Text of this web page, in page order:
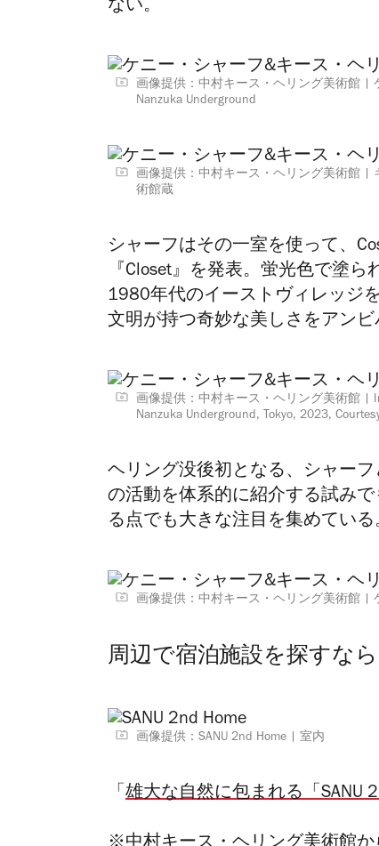
ない。
画像提供：中村キース・ヘリング美術館
Nanzuka Underground
画像提供：中村キース・ヘリング美術館
術館蔵
シャーフはその一室を使って、
『Closet』を発表。蛍光色で塗
1980年代のイーストヴィレッジ
文明が持つ奇妙な美しさをアンビ
画像提供：中村キース・ヘリング美術館
Nanzuka Underground, Tokyo, 2023,
ヘリング没後初となる、シャー
の活動を体系的に紹介する試み
る点でも大きな注目を集めてい
画像提供：中村キース・ヘリング美術館
周辺で宿泊施設を探すな
画像提供：SANU 2nd Home 室内
「 雄大な自然に包まれる「SANU